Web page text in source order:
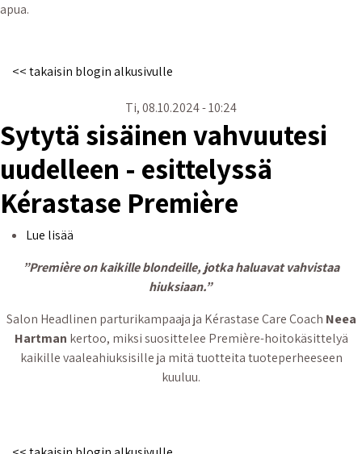
apua.
<< takaisin blogin alkusivulle
Ti, 08.10.2024 - 10:24
Sytytä sisäinen vahvuutesi
uudelleen - esittelyssä
Kérastase Première
Lue lisää
”Première on kaikille blondeille, jotka haluavat vahvistaa
hiuksiaan.”
Salon Headlinen parturikampaaja ja Kérastase Care Coach Neea
Hartman kertoo, miksi suosittelee Première-hoitokäsittelyä
kaikille vaaleahiuksisille ja mitä tuotteita tuoteperheeseen
kuuluu.